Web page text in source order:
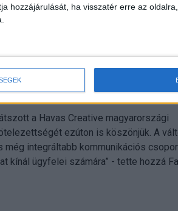
hozzájárulását, ha visszatér erre az
tovább, ugyanakkor az eddiginél
Csibi Bea vezeti, míg a kreatív
Csurgó Balázs a következő
hogy az ügyfelek és a csapatok
hangsúlyozta: az átalakulás nem
további erősítése.
a Havas Creative magyarországi
ezúton is köszönjük. A
még integráltabb kommunikációs
kínál ügyfelei számára” - tette hozzá